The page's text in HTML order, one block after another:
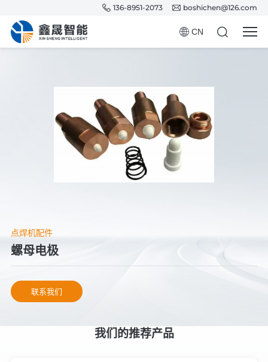
136-8951-2073 boshichen@126.com
CN
点焊机配件
螺母电极
联系我们
我们的推荐产品